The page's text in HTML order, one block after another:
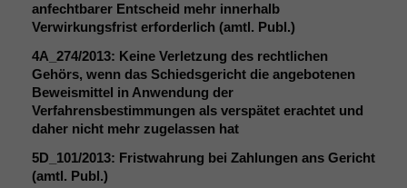
anfechtbarer Entscheid mehr innerhalb
Verwirkungsfrist erforderlich (amtl. Publ.)
4A_274/2013: Keine Verletzung des rechtlichen
Gehörs, wenn das Schiedsgericht die angebotenen
Beweismittel in Anwendung der
Verfahrensbestimmungen als verspätet erachtet und
daher nicht mehr zugelassen hat
5D_101/2013: Fristwahrung bei Zahlungen ans Gericht
(amtl. Publ.)